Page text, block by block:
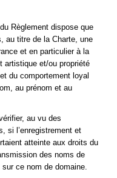
Règlement dispose que
au titre de la Charte, une
et en particulier à la
artistique et/ou propriété
du comportement loyal
au prénom et au
au vu des
si l’enregistrement et
atteinte aux droits du
des noms de
ce nom de domaine.